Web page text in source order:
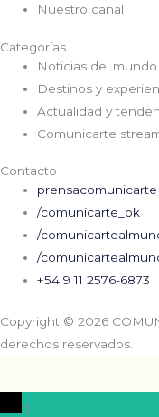
Nuestro canal
Categorías
Noticias del mundo
Destinos y
Actualidad y
Comunicarte
Contacto
prensacomunicarte
/comunicarte_ok
/
/
+54 9 11 2576-6873
Copyright © 2026
derechos reservados.
0